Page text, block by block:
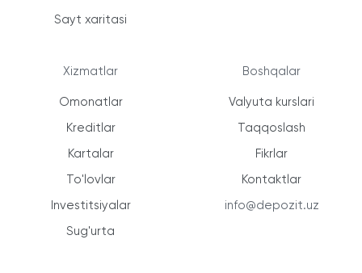
Sayt xaritasi
Xizmatlar
Omonatlar
Kreditlar
Kartalar
To'lovlar
Investitsiyalar
Sug'urta
Boshqalar
Valyuta kurslari
Taqqoslash
Fikrlar
Kontaktlar
info@depozit.uz